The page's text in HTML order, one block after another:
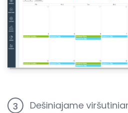
3
Dešiniajame